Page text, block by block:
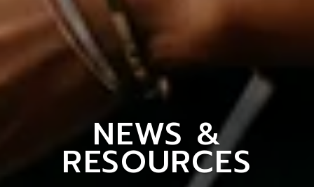
NEWS &
RESOURCES